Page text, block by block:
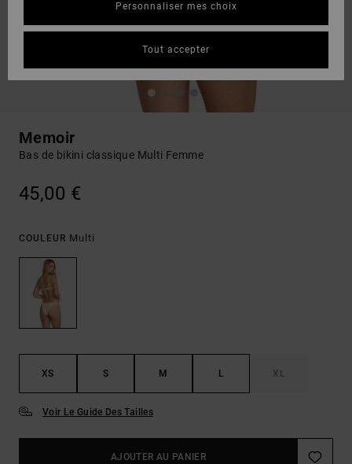
Memoir
Bas de bikini classique Multi Femme
45,00 €
COULEUR Multi
XS S M L XL
Voir Le Guide Des Tailles
AJOUTER AU PANIER
Personnaliser mes choix
Tout accepter